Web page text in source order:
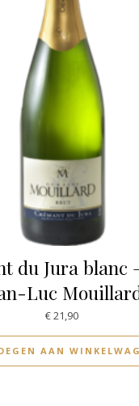
du Jura blanc
Luc
€21,90
AAN